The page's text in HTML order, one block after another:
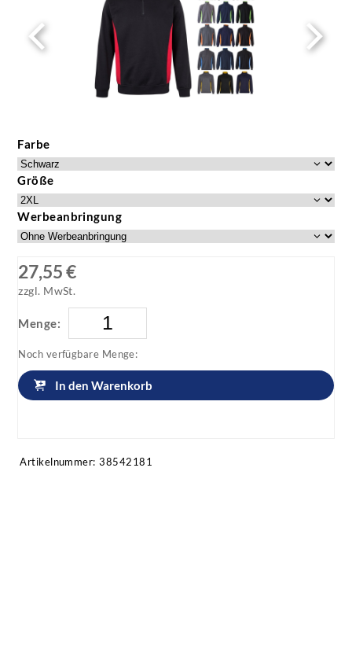
Farbe
Größe
Werbeanbringung
27,55 €
zzgl. MwSt.
Menge:
Noch verfügbare Menge:
In den Warenkorb
Artikelnummer: 38542181